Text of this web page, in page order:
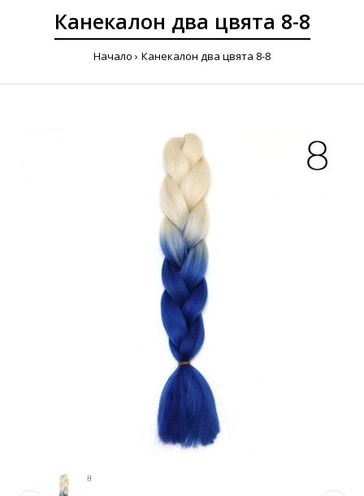
Канекалон два цвята 8-8
Начало Канекалон два цвята 8-8